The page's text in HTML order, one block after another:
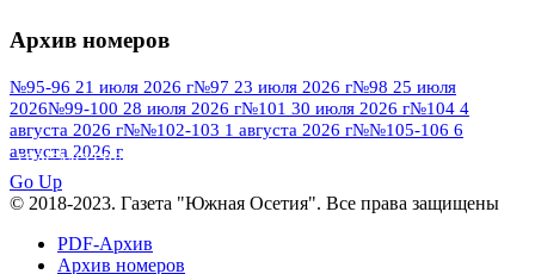
№95 7 августа 2012 г
№95 28 июля 2016 г№95+96 3 августа
2013 г№96 6 июля 2017 г№96 9 августа
2012 г №96 28 июля 2015 г
№96+97 30 июля 2016 г
№97 11 августа 2012 г
№97 30 июля 2015 г
Архив номеров
№95-96 21 июля 2026 г№97 23 июля 2026 г№98 25 июля
2026№99-100 28 июля 2026 г№101 30 июля 2026 г№104 4
августа 2026 г№№102-103 1 августа 2026 г№№105-106 6
августа 2026 г
ПОСМОТРЕТЬ ВСЕ
Go Up
© 2018-2023. Газета "Южная Осетия". Все права защищены
PDF-Архив
Архив номеров